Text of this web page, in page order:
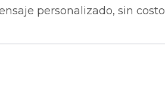
personalizado, sin costo